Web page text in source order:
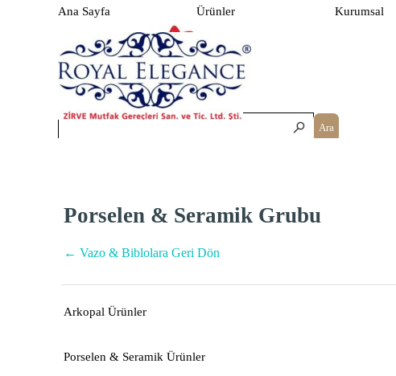
Menüyü atla
Ana Sayfa Ürünler ▼
Kurumsal
Ara
Porselen & Seramik Grubu
← Vazo & Biblolara Geri Dön
Arkopal Ürünler
Porselen & Seramik Ürünler